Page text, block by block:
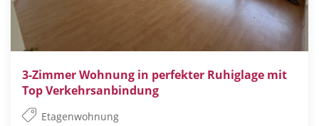
3-Zimmer Wohnung in perfekter Ruhiglage mit
Top Verkehrsanbindung
Etagenwohnung